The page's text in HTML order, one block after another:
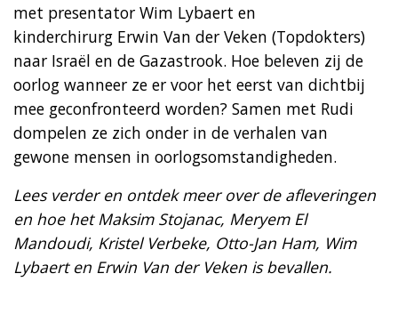
met presentator Wim Lybaert en
kinderchirurg Erwin Van der Veken (Topdokters)
naar Israël en de Gazastrook. Hoe beleven zij de
oorlog wanneer ze er voor het eerst van dichtbij
mee geconfronteerd worden? Samen met Rudi
dompelen ze zich onder in de verhalen van
gewone mensen in oorlogsomstandigheden.
Lees verder en ontdek meer over de afleveringen
en hoe het Maksim Stojanac, Meryem El
Mandoudi, Kristel Verbeke, Otto-Jan Ham, Wim
Lybaert en Erwin Van der Veken is bevallen.